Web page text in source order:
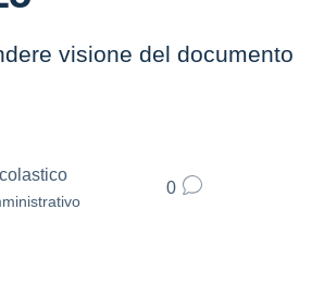
visione del documento
0